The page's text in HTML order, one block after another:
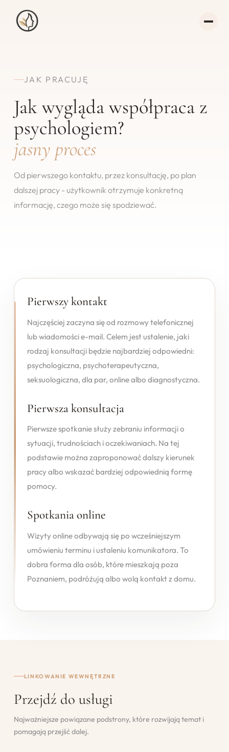
JAK PRACUJĘ
Jak wygląda współpraca z
psychologiem?
jasny proces
Od pierwszego kontaktu, przez konsultację, po plan
dalszej pracy - użytkownik otrzymuje konkretną
informację, czego może się spodziewać.
Pierwszy kontakt
Najczęściej zaczyna się od rozmowy telefonicznej
lub wiadomości e-mail. Celem jest ustalenie, jaki
rodzaj konsultacji będzie najbardziej odpowiedni:
psychologiczna, psychoterapeutyczna,
seksuologiczna, dla par, online albo diagnostyczna.
Pierwsza konsultacja
Pierwsze spotkanie służy zebraniu informacji o
sytuacji, trudnościach i oczekiwaniach. Na tej
podstawie można zaproponować dalszy kierunek
pracy albo wskazać bardziej odpowiednią formę
pomocy.
Spotkania online
Wizyty online odbywają się po wcześniejszym
umówieniu terminu i ustaleniu komunikatora. To
dobra forma dla osób, które mieszkają poza
Poznaniem, podróżują albo wolą kontakt z domu.
LINKOWANIE WEWNĘTRZNE
Przejdź do usługi
Najważniejsze powiązane podstrony, które rozwijają temat i
pomagają przejść dalej.